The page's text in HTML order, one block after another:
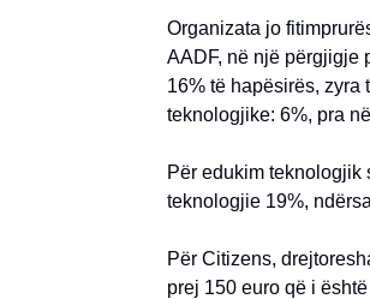
Organizata jo
AADF, në një përgjigje
16% të hapësirës, zyra
teknologjike: 6%, pra
Për edukim teknologjik
teknologjie 19%,
Për Citizens,
prej 150 euro që i